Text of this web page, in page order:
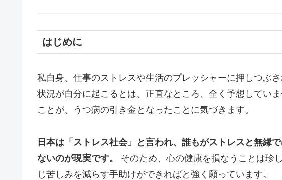
はじめに
私自身、仕事のストレスや生活のプレッシャーに押しつぶ
状況が自分に起こるとは、正直なところ、全く予想してい
ことが、うつ病の引き金となったことに気づきます。
日本は「ストレス社会」と言われ、誰もがストレスと無縁
ないのが現実です。
そのため、心の健康を損なうことは珍
じ苦しみを減らす手助けができればと強く願っています。